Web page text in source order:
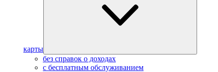
карты
без справок о доходах
с бесплатным обслуживанием